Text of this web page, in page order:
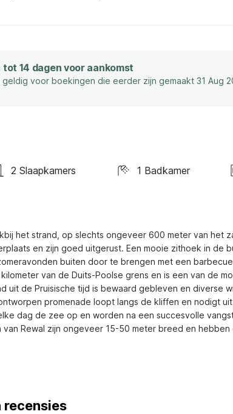
14 dagen voor aankomst
voor boekingen die eerder zijn gemaakt 31 Aug
2 Slaapkamers 1 Badkamer
het strand, op slechts ongeveer 600 meter van het
en zijn goed uitgerust. Een mooie zithoek in de
buiten door te brengen met een
van de Duits-Poolse grens en is een van de
uit de Pruisische tijd is bewaard gebleven en diverse
promenade loopt langs de kliffen en nodigt
dag de zee op en worden na een succesvolle
van Rewal zijn ongeveer 15-50 meter breed en
recensies